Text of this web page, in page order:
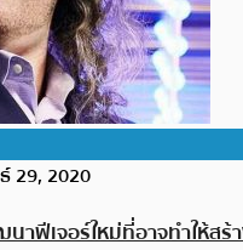
29, 2020
ฟีเจอร์ใหม่ที่อาจทำให้สร้